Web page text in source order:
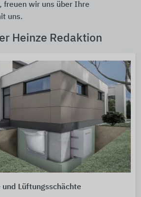
freuen wir uns über Ihre
uns.
Heinze Redaktion
und Lüftungsschächte